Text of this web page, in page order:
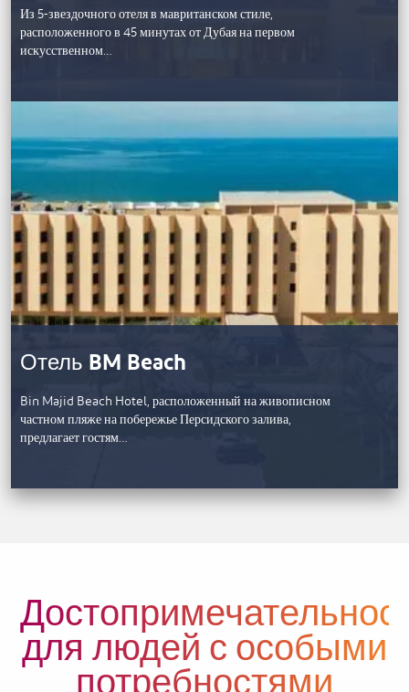
Из 5-звездочного отеля в мавританском стиле,
расположенного в 45 минутах от Дубая на первом
искусственном…
Отель BM Beach
Bin Majid Beach Hotel, расположенный на живописном
частном пляже на побережье Персидского залива,
предлагает гостям…
для людей с особыми